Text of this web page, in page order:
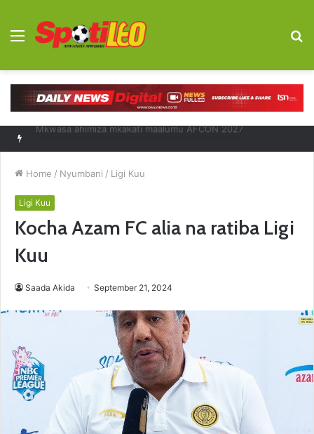
Menu
Home / Nyumbani / Ligi Kuu
Ligi Kuu
Kocha Azam FC alia na ratiba Ligi
Kuu
Saada Akida September 21, 2024